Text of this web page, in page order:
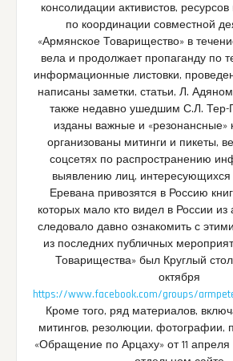
консолидации активистов,
по координации совместной
«Армянское Товарищество» в
вела и продолжает пропаганду по
информационные листовки,
написаны заметки, статьи, Л.
также недавно ушедшим С.Л. Тер-
изданы важные и «резонансные»
организованы митинги и пикеты,
соцсетях по распространению
выявлению лиц,
Еревана привозятся в Россию
которых мало кто видел в России из
следовало давно ознакомить с
из последних публичных
Товарищества» был Круглый
октября
https://www.facebook.com/groups/
Кроме того, ряд материалов,
митингов, резолюции, фотографии,
«Обращение по Арцаху» от 11